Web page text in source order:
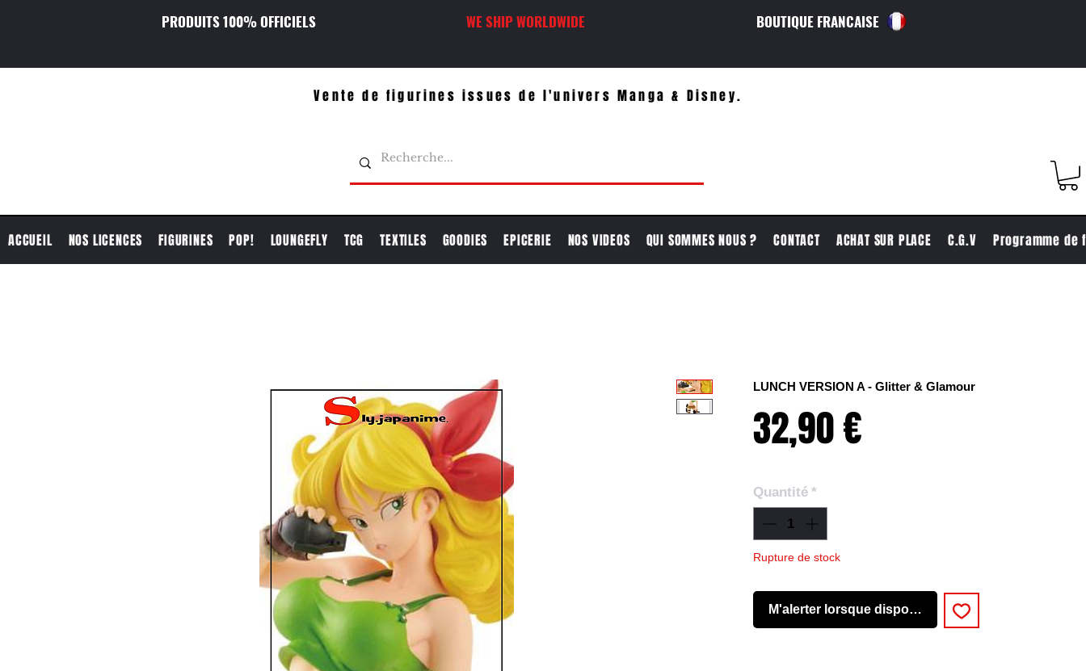
PRODUITS 100% OFFICIELS WE SHIP WORLDWIDE BOUTIQUE FRANCAISE
Vente de figurines issues de l'univers Manga & Disney.
ACCUEIL NOS LICENCES FIGURINES POP! LOUNGEFLY TCG TEXTILES GOODIES EPICERIE NOS VIDEOS QUI SOMMES NOUS ? CONTACT ACHAT SUR PLACE C.G.V Programme de
LUNCH VERSION A - Glitter & Glamour
32,90 €
Quantité *
Rupture de stock
M'alerter lorsque disponible